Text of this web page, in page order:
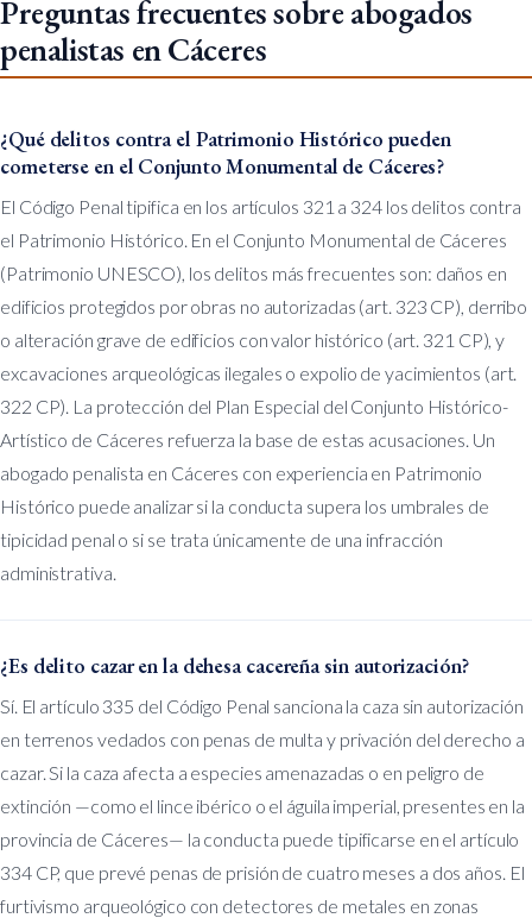
Preguntas frecuentes sobre abogados
penalistas en Cáceres
¿Qué delitos contra el Patrimonio Histórico pueden
cometerse en el Conjunto Monumental de Cáceres?
El Código Penal tipifica en los artículos 321 a 324 los delitos contra
el Patrimonio Histórico. En el Conjunto Monumental de Cáceres
(Patrimonio UNESCO), los delitos más frecuentes son: daños en
edificios protegidos por obras no autorizadas (art. 323 CP), derribo
o alteración grave de edificios con valor histórico (art. 321 CP), y
excavaciones arqueológicas ilegales o expolio de yacimientos (art.
322 CP). La protección del Plan Especial del Conjunto Histórico-
Artístico de Cáceres refuerza la base de estas acusaciones. Un
abogado penalista en Cáceres con experiencia en Patrimonio
Histórico puede analizar si la conducta supera los umbrales de
tipicidad penal o si se trata únicamente de una infracción
administrativa.
¿Es delito cazar en la dehesa cacereña sin autorización?
Sí. El artículo 335 del Código Penal sanciona la caza sin autorización
en terrenos vedados con penas de multa y privación del derecho a
cazar. Si la caza afecta a especies amenazadas o en peligro de
extinción —como el lince ibérico o el águila imperial, presentes en la
provincia de Cáceres— la conducta puede tipificarse en el artículo
334 CP, que prevé penas de prisión de cuatro meses a dos años. El
furtivismo arqueológico con detectores de metales en zonas